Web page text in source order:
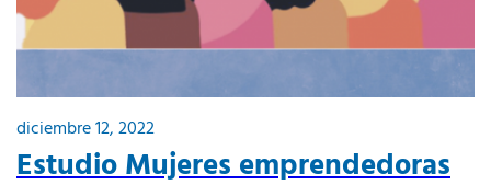
diciembre 12, 2022
Estudio Mujeres emprendedoras